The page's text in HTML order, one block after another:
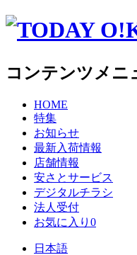
コンテンツメニ
HOME
特集
お知らせ
最新入荷情報
店舗情報
安さとサービス
デジタルチラシ
法人受付
お気に入り 0
日本語